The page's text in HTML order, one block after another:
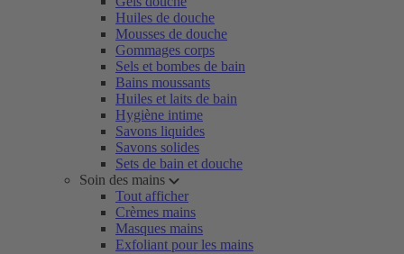
Huiles de douche
Mousses de douche
Gommages corps
Sels et bombes de bain
Bains moussants
Huiles et laits de bain
Hygiène intime
Savons liquides
Savons solides
Sets de bain et douche
Soin des mains
Tout afficher
Crèmes mains
Masques mains
Exfoliant pour les mains